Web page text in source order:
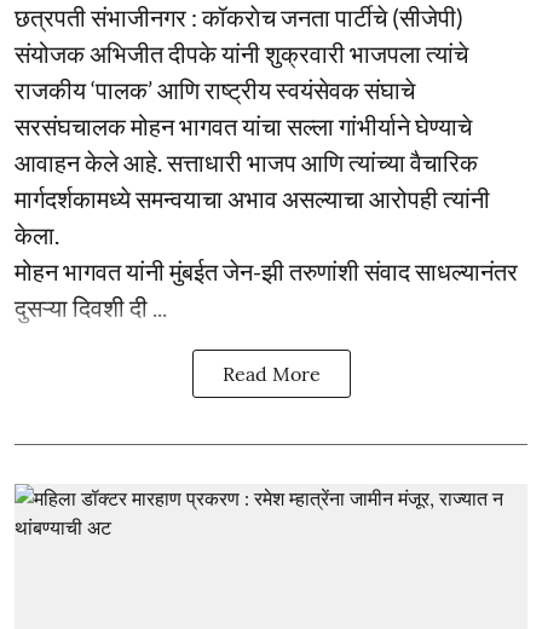
छत्रपती संभाजीनगर : कॉकराेच जनता पार्टीचे (सीजेपी)
संयोजक अभिजीत दीपके यांनी शुक्रवारी भाजपला त्यांचे
राजकीय ‘पालक’ आणि राष्ट्रीय स्वयंसेवक संघाचे
सरसंघचालक मोहन भागवत यांचा सल्ला गांभीर्याने घेण्याचे
आवाहन केले आहे. सत्ताधारी भाजप आणि त्यांच्या वैचारिक
मार्गदर्शकामध्ये समन्वयाचा अभाव असल्याचा आरोपही त्यांनी
केला.
मोहन भागवत यांनी मुंबईत जेन-झी तरुणांशी संवाद साधल्यानंतर
दुसऱ्या दिवशी दी ...
Read More